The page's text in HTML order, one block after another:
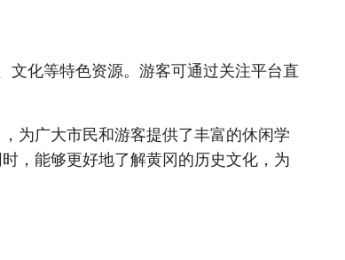
文化等特色资源。游客可通过关注平台直
为广大市民和游客提供了丰富的休闲学
，能够更好地了解黄冈的历史文化，为